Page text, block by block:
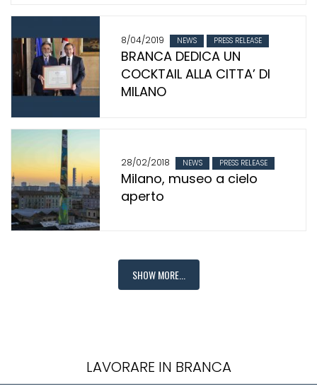
8/04/2019 NEWS PRESS RELEASE
BRANCA DEDICA UN
COCKTAIL ALLA CITTA’ DI
MILANO
28/02/2018 NEWS PRESS RELEASE
Milano, museo a cielo
aperto
SHOW MORE...
LAVORARE IN BRANCA